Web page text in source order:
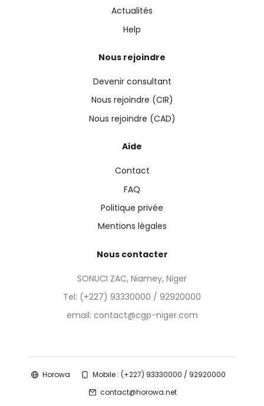
Actualités
Help
Nous rejoindre
Devenir consultant
Nous rejoindre (CIR)
Nous rejoindre (CAD)
Aide
Contact
FAQ
Politique privée
Mentions légales
Nous contacter
SONUCI ZAC, Niamey, Niger
Tel: (+227) 93330000 / 92920000
email: contact@cgp-niger.com
Horowa
Mobile : (+227) 93330000 / 92920000
contact@horowa.net